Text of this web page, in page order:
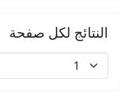
النتائج لكل صفحة